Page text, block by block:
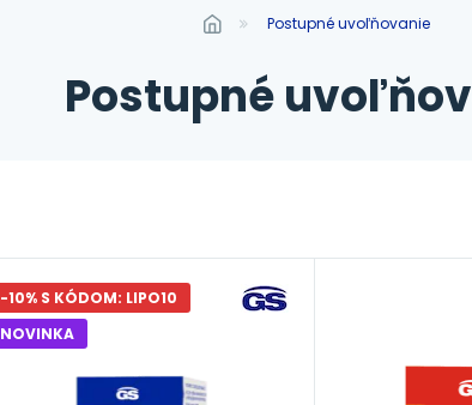
postupné uvoľňovanie
postupné
-10% S KÓDOM: LIPO10
NOVINKA